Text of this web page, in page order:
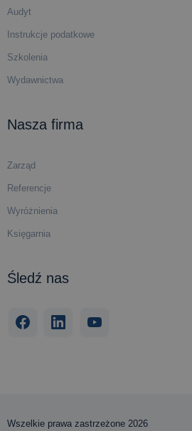
Audyt
Instrukcje podatkowe
Szkolenia
Wydawnictwa
Nasza firma
Zarząd
Referencje
Wyróżnienia
Księgarnia
Śledź nas
Wszelkie prawa zastrzeżone 2026